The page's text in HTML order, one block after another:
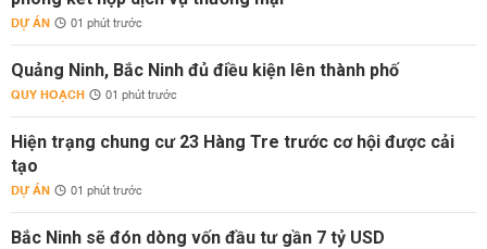
DỰ ÁN 01 phút trước
Quảng Ninh, Bắc Ninh đủ điều kiện lên thành phố
QUY HOẠCH 01 phút trước
Hiện trạng chung cư 23 Hàng Tre trước cơ hội được cải
tạo
DỰ ÁN 01 phút trước
Bắc Ninh sẽ đón dòng vốn đầu tư gần 7 tỷ USD